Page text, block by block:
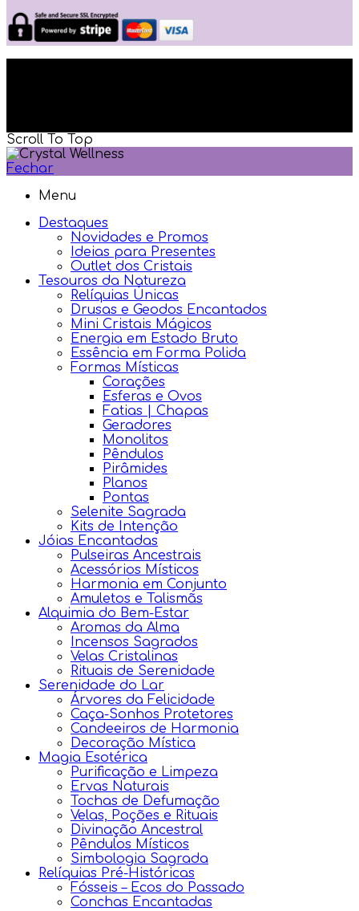
Scroll To Top
Fechar
Menu
Destaques
Novidades e Promos
Ideias para Presentes
Outlet dos Cristais
Tesouros da Natureza
Relíquias Únicas
Drusas e Geodos Encantados
Mini Cristais Mágicos
Energia em Estado Bruto
Essência em Forma Polida
Formas Místicas
Corações
Esferas e Ovos
Fatias | Chapas
Geradores
Monolitos
Pêndulos
Pirâmides
Planos
Pontas
Selenite Sagrada
Kits de Intenção
Jóias Encantadas
Pulseiras Ancestrais
Acessórios Místicos
Harmonia em Conjunto
Amuletos e Talismãs
Alquimia do Bem-Estar
Aromas da Alma
Incensos Sagrados
Velas Cristalinas
Rituais de Serenidade
Serenidade do Lar
Árvores da Felicidade
Caça-Sonhos Protetores
Candeeiros de Harmonia
Decoração Mística
Magia Esotérica
Purificação e Limpeza
Ervas Naturais
Tochas de Defumação
Velas, Poções e Rituais
Divinação Ancestral
Pêndulos Místicos
Simbologia Sagrada
Relíquias Pré-Históricas
Fósseis – Ecos do Passado
Conchas Encantadas